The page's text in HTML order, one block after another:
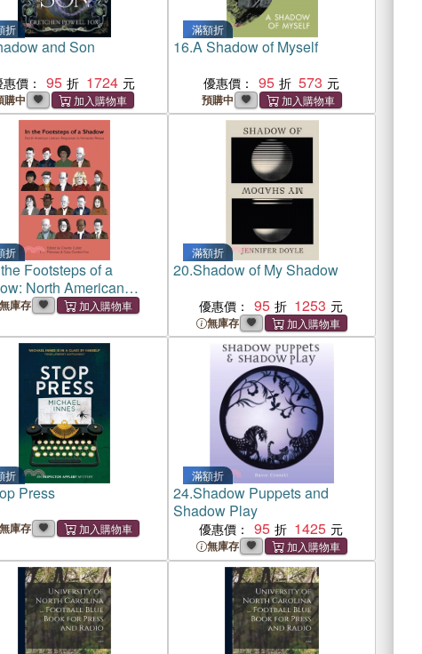
折
and Son
價： 95 1724
購中
滿額折
16.A Shadow of Myself
優惠價： 95 573
預購中
折
Footsteps of a
North American
Responses to
庫存
滿額折
20.Shadow of My Shadow
優惠價： 95 1253
無庫存
折
Press
庫存
滿額折
24.Shadow Puppets and
Shadow Play
優惠價： 95 1425
無庫存